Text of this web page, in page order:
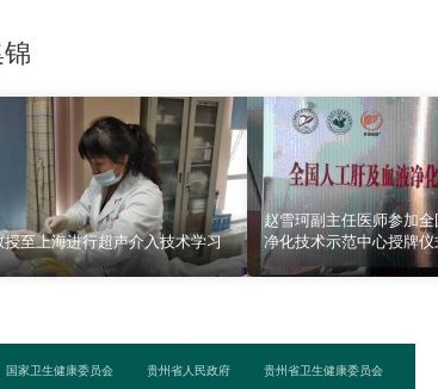
授至上海进行超声介入技术学习
赵雪珂副主任医师参加
净化技术示范中心授牌仪
国家卫生健康委员会 贵州省人民政府 贵州省卫生健康委员会